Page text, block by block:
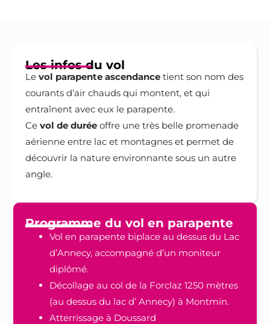
Les infos du vol
Levol parapente ascendance tient son nom des
courants d’air chauds qui montent, et qui
entraînent avec eux le parapente.
Cevol de durée offre une très belle promenade
aérienne entre lac et montagnes et permet de
découvrir la nature environnante sous un autre
angle.
Programme du vol en parapente
Vol en parapente biplace au dessus du Lac
d’Annecy, accompagné d’un moniteur
diplômé.
Décollage au col de la Forclaz 1250 mètres
(au dessus du lac d’ Annecy) à Montmin.
Atterrissage à Doussard